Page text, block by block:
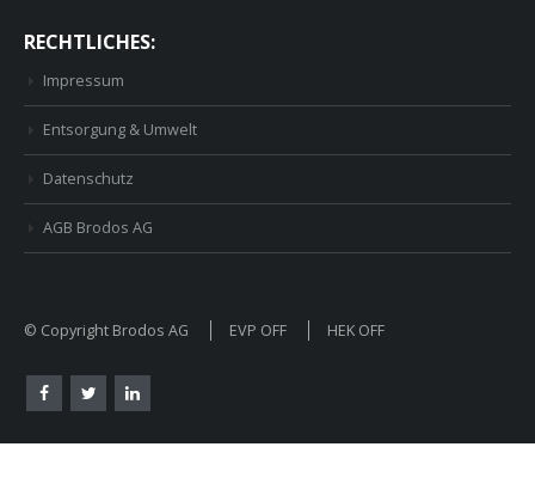
RECHTLICHES:
Impressum
Entsorgung & Umwelt
Datenschutz
AGB Brodos AG
© Copyright Brodos AG EVP OFF HEK OFF